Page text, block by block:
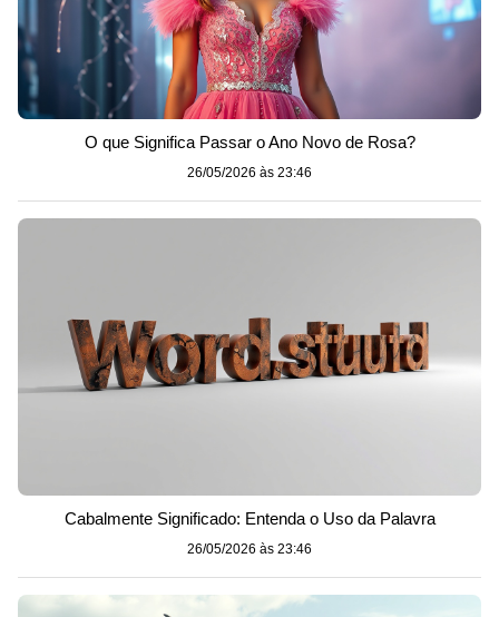
O que Significa Passar o Ano Novo de Rosa?
26/05/2026 às 23:46
Cabalmente Significado: Entenda o Uso da Palavra
26/05/2026 às 23:46